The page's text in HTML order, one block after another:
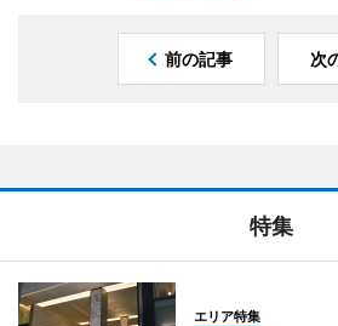
前の記事 次
特集
エリア特集